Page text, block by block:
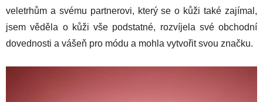
veletrhům a svému partnerovi, který se o kůži také zajímal,
jsem věděla o kůži vše podstatné, rozvíjela své obchodní
dovednosti a vášeň pro módu a mohla vytvořit svou značku.